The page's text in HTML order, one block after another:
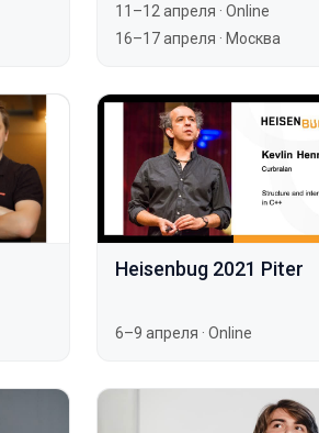
11–12 апреля · Online
16–17 апреля · Москва
Heisenbug 2021 Piter
6–9 апреля · Online